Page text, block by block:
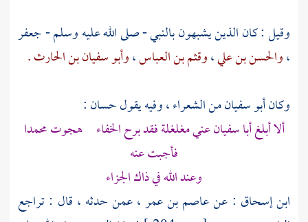
وقيل : كان الذين يشبهون بالنبي - صلى الله عليه وسلم -جعفر
،والحسن بن علي،وقثم بن العباس،وأبو سفيان بن الحارث .
وكانأبو سفيانمن الشعراء ، وفيه يقولحسان:
ألا أبلغأبا سفيانعني مغلغلة فقد برح الخفاء هجوت محمدا
فأجبت عنه
وعند الله في ذاك الجزاء
ابن إسحاق : عنعاصم بن عمر، عمن حدثه ، قال : تراجع